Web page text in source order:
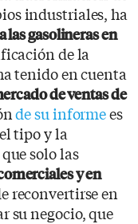
industriales, ha
las gasolineras en
de la
tenido en cuenta
de ventas de
de su informees
tipo y la
solo las
y en
reconvertirse en
su negocio, que